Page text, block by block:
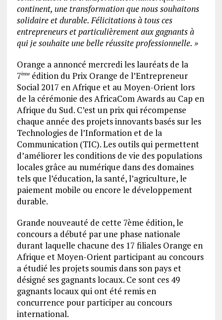
continent, une transformation que nous souhaitons
solidaire et durable. Félicitations à tous ces
entrepreneurs et particulièrement aux gagnants à
qui je souhaite une belle réussite professionnelle. »
Orange a annoncé mercredi les lauréats de la
7èmeédition du Prix Orange de l’Entrepreneur
Social 2017 en Afrique et au Moyen-Orient lors
de la cérémonie des AfricaCom Awards au Cap en
Afrique du Sud. C’est un prix qui récompense
chaque année des projets innovants basés sur les
Technologies de l’Information et de la
Communication (TIC). Les outils qui permettent
d’améliorer les conditions de vie des populations
locales grâce au numérique dans des domaines
tels que l’éducation, la santé, l’agriculture, le
paiement mobile ou encore le développement
durable.
Grande nouveauté de cette 7ème édition, le
concours a débuté par une phase nationale
durant laquelle chacune des 17 filiales Orange en
Afrique et Moyen-Orient participant au concours
a étudié les projets soumis dans son pays et
désigné ses gagnants locaux. Ce sont ces 49
gagnants locaux qui ont été remis en
concurrence pour participer au concours
international.